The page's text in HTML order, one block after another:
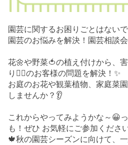
園芸に関するお困りごとはない
園芸のお悩みを解決！園芸相談
花🌼や野菜🍅の植え付けから、
り😮‍💨のお客様の問題を解決！✨
お庭のお花や観葉植物、家庭菜
しませんか？👂
これからやってみようかな～😀
も！ぜひ お気軽にご参加くださ
🍁秋の園芸シーズンに向けて、